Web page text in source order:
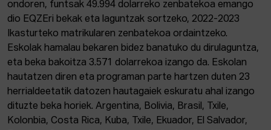
ondoren, funtsak 49.994 dolarreko zenbatekoa emango
dio EQZEri bekak eta laguntzak sortzeko, 2022-2023
Ikasturteko matrikularen zenbatekoa ordaintzeko.
Eskolak hamalau bekaren bidez banatuko du dirulaguntza,
eta beka bakoitza 3.571 dolarrekoa izango da. Eskolan
hautatzen diren eta programan parte hartzen duten 23
herrialdeetatik datozen hautagaiek eskuratu ahal izango
dituzte beka horiek. Argentina, Bolivia, Brasil, Txile,
Kolonbia, Costa Rica, Kuba, Txile, Ekuador, El Salvador,